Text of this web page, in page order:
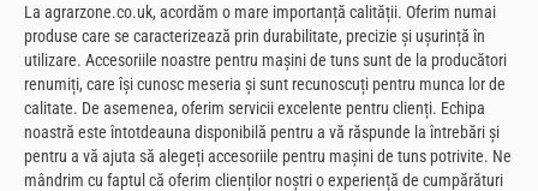
La agrarzone.co.uk, acordăm o mare importanță calității. Oferim numai
produse care se caracterizează prin durabilitate, precizie și ușurință în
utilizare. Accesoriile noastre pentru mașini de tuns sunt de la producători
renumiți, care își cunosc meseria și sunt recunoscuți pentru munca lor de
calitate. De asemenea, oferim servicii excelente pentru clienți. Echipa
noastră este întotdeauna disponibilă pentru a vă răspunde la întrebări și
pentru a vă ajuta să alegeți accesoriile pentru mașini de tuns potrivite. Ne
mândrim cu faptul că oferim clienților noștri o experiență de cumpărături